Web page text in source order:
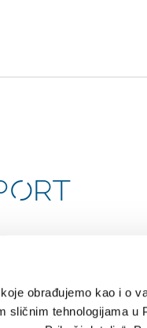
obrađujemo kao i o
sličnim tehnologijama u
PRIVATNOSTI